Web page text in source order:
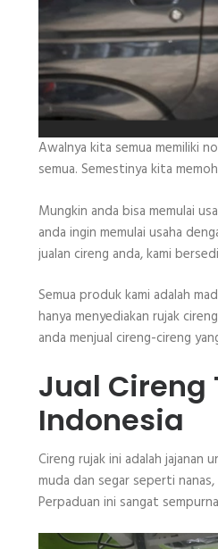
Awalnya kita semua memiliki
semua. Semestinya kita
Mungkin anda bisa memulai
anda ingin memulai usaha
jualan cireng anda, kami
Semua produk kami adalah
hanya menyediakan rujak
anda menjual cireng-cireng
Jual Cireng
Indonesia
Cireng rujak ini adalah jajanan
muda dan segar seperti
Perpaduan ini sangat